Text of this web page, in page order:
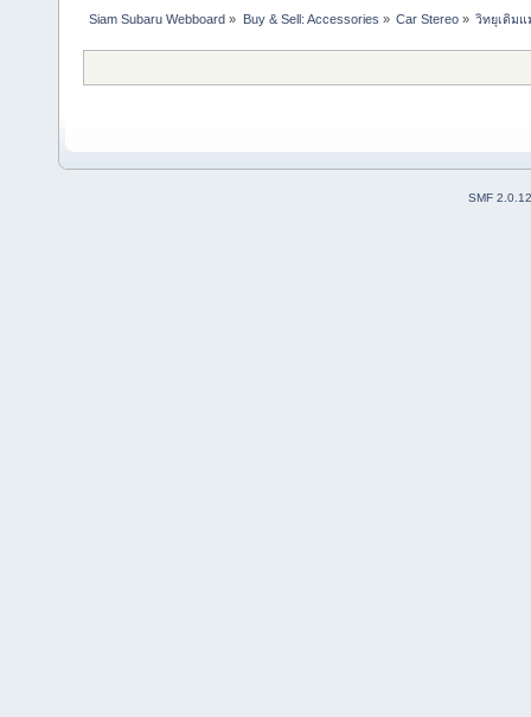
Siam Subaru Webboard » Buy & Sell: Accessories » Car Stereo» วิทยุเดิมแ
SMF 2.0.12